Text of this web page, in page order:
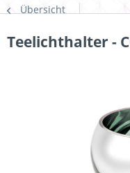
Übersicht
Teelichthalter -